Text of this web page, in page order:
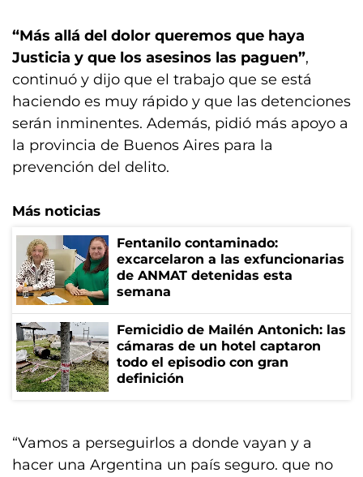
“Más allá del dolor queremos que haya
Justicia y que los asesinos las paguen”,
continuó y dijo que el trabajo que se está
haciendo es muy rápido y que las detenciones
serán inminentes. Además, pidió más apoyo a
la provincia de Buenos Aires para la
prevención del delito.
Más noticias
Fentanilo contaminado:
excarcelaron a las exfuncionarias
de ANMAT detenidas esta
semana
Femicidio de Mailén Antonich: las
cámaras de un hotel captaron
todo el episodio con gran
definición
“Vamos a perseguirlos a donde vayan y a
hacer una Argentina un país seguro. que no